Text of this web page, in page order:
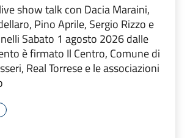
show talk con Dacia Maraini,
Pino Aprile, Sergio Rizzo e
Sabato 1 agosto 2026 dalle
è firmato Il Centro, Comune di
Real Torrese e le associazioni